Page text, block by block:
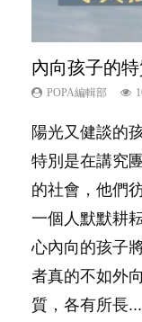
內向孩子的
POPA編輯部
陽光又健談的
特別是在講究
的社會，他們
一個人默默耕
心內向的孩子
者真的不如外
質，各有所長...
夫妻必看！經
POPA編輯部
你是不是也曾
然能走到白頭
料？ 經營婚姻
是大家說得那
新手父母不
POPA編輯部
相信許多人初
落地，心中都
合我們以往製
跟你同行～...
想孩子學好
POPA編輯部
有人話學多種
間太多語言，
非？聽聽專家
孩子能力天注
POPA編輯部
很多父母都希
太差，日常自
一，還是魚與